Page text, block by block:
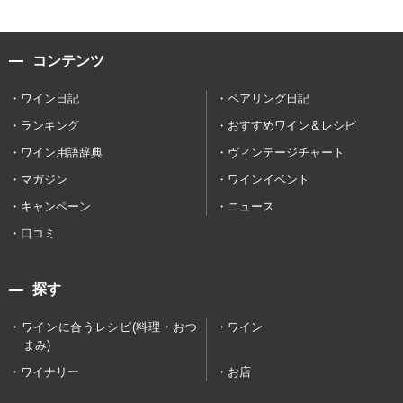
コンテンツ
ワイン日記
ペアリング日記
ランキング
おすすめワイン＆レシピ
ワイン用語辞典
ヴィンテージチャート
マガジン
ワインイベント
キャンペーン
ニュース
口コミ
探す
ワインに合うレシピ(料理・おつ
まみ)
ワイン
ワイナリー お店